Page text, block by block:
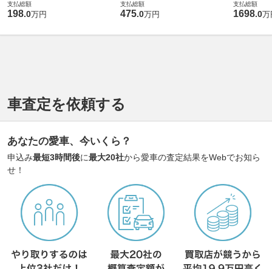
支払総額
198.0万円
支払総額
475.0万円
支払総額
1698.0万
車査定を依頼する
あなたの愛車、今いくら？
申込み最短3時間後に最大20社から愛車の査定結果をWebでお知ら
せ！